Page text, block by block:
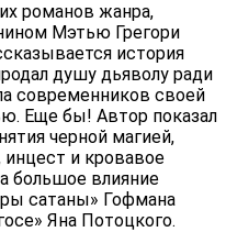
романов жанра,
Мэтью Грегори
история
душу дьяволу ради
современников своей
Еще бы! Автор показал
черной магией,
инцест и кровавое
большое влияние
сатаны» Гофмана
Яна Потоцкого.